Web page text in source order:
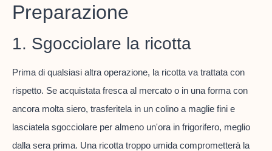
Preparazione
1. Sgocciolare la ricotta
Prima di qualsiasi altra operazione, la ricotta va trattata con
rispetto. Se acquistata fresca al mercato o in una forma con
ancora molta siero, trasferitela in un colino a maglie fini e
lasciatela sgocciolare per almeno un'ora in frigorifero, meglio
dalla sera prima. Una ricotta troppo umida comprometterà la